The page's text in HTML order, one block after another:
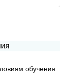
обучения